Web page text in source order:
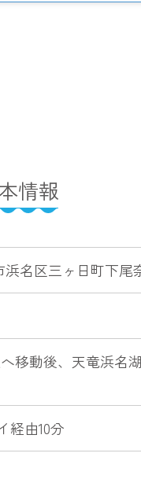
情報
名区三ヶ日町下尾
移動後、天竜浜名
経由10分